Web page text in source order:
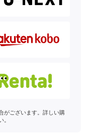
がございます。詳しい購
。